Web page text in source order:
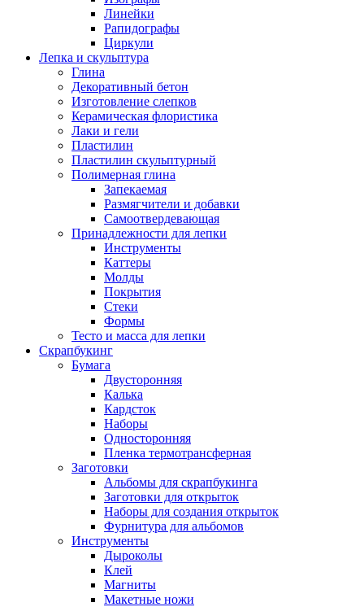
Линейки
Рапидографы
Циркули
Лепка и скульптура
Глина
Декоративный бетон
Изготовление слепков
Керамическая флористика
Лаки и гели
Пластилин
Пластилин скульптурный
Полимерная глина
Запекаемая
Размягчители и добавки
Самоотвердевающая
Принадлежности для лепки
Инструменты
Каттеры
Молды
Покрытия
Стеки
Формы
Тесто и масса для лепки
Скрапбукинг
Бумага
Двусторонняя
Калька
Кардсток
Наборы
Односторонняя
Пленка термотрансферная
Заготовки
Альбомы для скрапбукинга
Заготовки для открыток
Наборы для создания открыток
Фурнитура для альбомов
Инструменты
Дыроколы
Клей
Магниты
Макетные ножи